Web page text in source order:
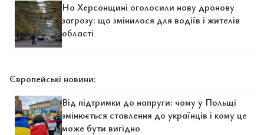
На Херсонщині оголосили нову дронову
загрозу: що змінилося для водіїв і жителів
області
Європейські новини:
Від підтримки до напруги: чому у Польщі
змінюється ставлення до українців і кому це
може бути вигідно